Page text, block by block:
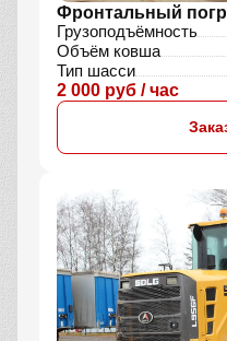
Фронтальный
Грузоподъёмность
Объём ковша
Тип шасси
2 000 руб / час